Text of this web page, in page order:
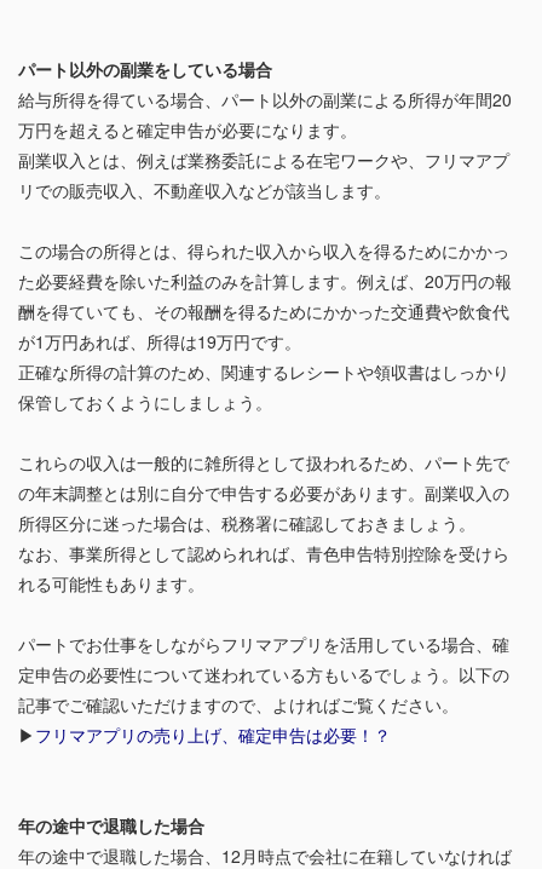
パート以外の副業をしている場合
給与所得を得ている場合、パート以外の副業による所得が年間20
万円を超えると確定申告が必要になります。
副業収入とは、例えば業務委託による在宅ワークや、フリマアプ
リでの販売収入、不動産収入などが該当します。
この場合の所得とは、得られた収入から収入を得るためにかかっ
た必要経費を除いた利益のみを計算します。例えば、20万円の報
酬を得ていても、その報酬を得るためにかかった交通費や飲食代
が1万円あれば、所得は19万円です。
正確な所得の計算のため、関連するレシートや領収書はしっかり
保管しておくようにしましょう。
これらの収入は一般的に雑所得として扱われるため、パート先で
の年末調整とは別に自分で申告する必要があります。副業収入の
所得区分に迷った場合は、税務署に確認しておきましょう。
なお、事業所得として認められれば、青色申告特別控除を受けら
れる可能性もあります。
パートでお仕事をしながらフリマアプリを活用している場合、確
定申告の必要性について迷われている方もいるでしょう。以下の
記事でご確認いただけますので、よければご覧ください。
▶ フリマアプリの売り上げ、確定申告は必要！？
年の途中で退職した場合
年の途中で退職した場合、12月時点で会社に在籍していなければ